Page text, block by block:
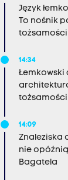
Język
To nośnik
tożsamości
14:34
Łemkowski
tożsamości
14:09
Znaleziska
nie
Bagatela